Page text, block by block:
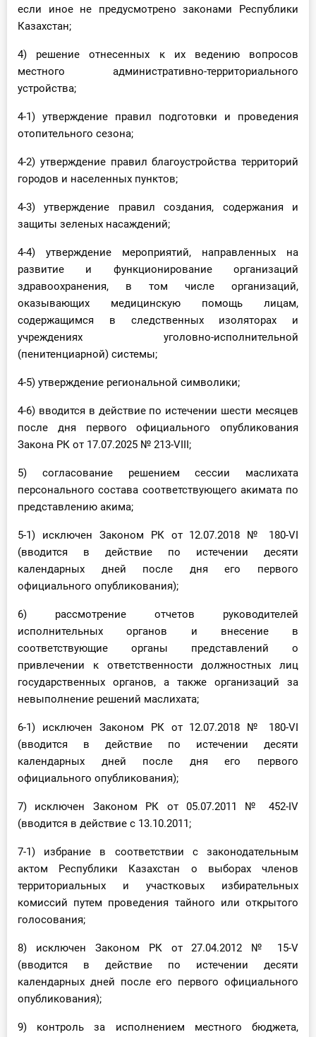
если иное не предусмотрено законами Республики
Казахстан;
4) решение отнесенных к их ведению вопросов
местного административно-территориального
устройства;
4-1) утверждение правил подготовки и проведения
отопительного сезона;
4-2) утверждение правил благоустройства территорий
городов и населенных пунктов;
4-3) утверждение правил создания, содержания и
защиты зеленых насаждений;
4-4) утверждение мероприятий, направленных на
развитие и функционирование организаций
здравоохранения, в том числе организаций,
оказывающих медицинскую помощь лицам,
содержащимся в следственных изоляторах и
учреждениях уголовно-исполнительной
(пенитенциарной) системы;
4-5) утверждение региональной символики;
4-6) вводится в действие по истечении шести месяцев
после дня первого официального опубликования
Закона РК от 17.07.2025 № 213-VIII;
5) согласование решением сессии маслихата
персонального состава соответствующего акимата по
представлению акима;
5-1) исключен Законом РК от 12.07.2018 № 180-VI
(вводится в действие по истечении десяти
календарных дней после дня его первого
официального опубликования);
6) рассмотрение отчетов руководителей
исполнительных органов и внесение в
соответствующие органы представлений о
привлечении к ответственности должностных лиц
государственных органов, а также организаций за
невыполнение решений маслихата;
6-1) исключен Законом РК от 12.07.2018 № 180-VI
(вводится в действие по истечении десяти
календарных дней после дня его первого
официального опубликования);
7) исключен Законом РК от 05.07.2011 № 452-IV
(вводится в действие с 13.10.2011;
7-1) избрание в соответствии с законодательным
актом Республики Казахстан о выборах членов
территориальных и участковых избирательных
комиссий путем проведения тайного или открытого
голосования;
8) исключен Законом РК от 27.04.2012 № 15-V
(вводится в действие по истечении десяти
календарных дней после его первого официального
опубликования);
9) контроль за исполнением местного бюджета,